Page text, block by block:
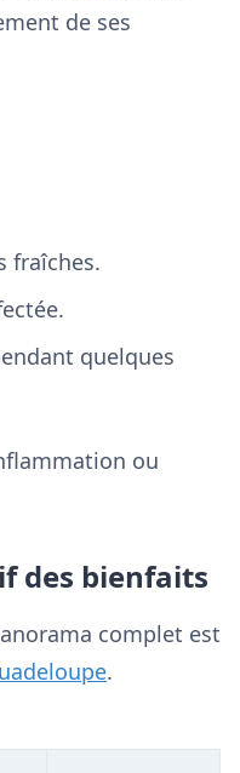
de ses
fraîches.
quelques
ou
des bienfaits
complet est
.